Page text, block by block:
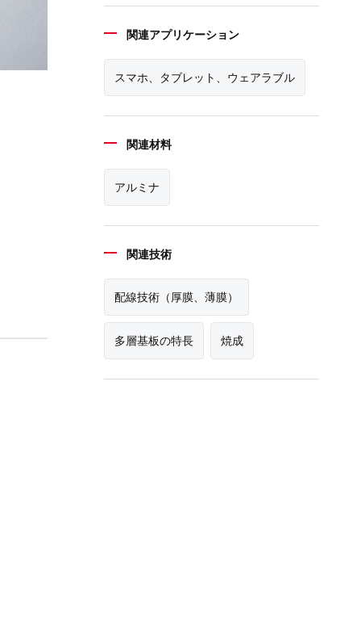
関連アプリケーション
スマホ、タブレット、ウェアラブル
関連材料
アルミナ
関連技術
配線技術（厚膜、薄膜）
多層基板の特長 焼成